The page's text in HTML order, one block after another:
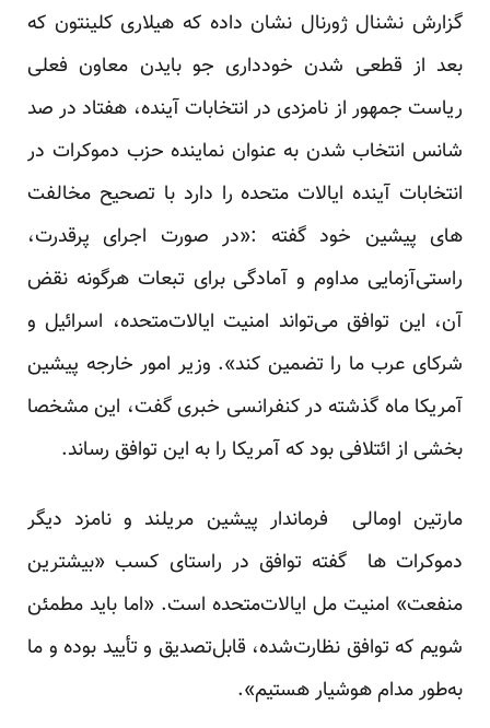
گزارش نشنال ژورنال نشان داده که هیلاری کلینتون که
بعد از قطعی شدن خودداری جو بایدن معاون فعلی
ریاست جمهور از نامزدی در انتخابات آینده، هفتاد در صد
شانس انتخاب شدن به عنوان نماینده حزب دموکرات در
انتخابات آینده ایالات متحده را دارد با تصحیح مخالفت
های پیشین خود گفته :«در صورت اجرای پرقدرت،
راستی‌آزمایی مداوم و آمادگی برای تبعات هرگونه نقض
آن، این توافق می‌تواند امنیت ایالات‌متحده، اسرائیل و
شرکای عرب ما را تضمین کند». وزیر امور خارجه پیشین
آمریکا ماه گذشته در کنفرانسی خبری گفت، این مشخصا
بخشی از ائتلافی بود که آمریکا را به این توافق رساند.
مارتین اومالی فرماندار پیشین مریلند و نامزد دیگر
دموکرات ها گفته توافق در راستای کسب «بیشترین
منفعت» امنیت مل ایالات‌متحده است. «اما باید مطمئن
شویم که توافق نظارت‌شده، قابل‌تصدیق و تأیید بوده و ما
به‌طور مدام هوشیار هستیم».